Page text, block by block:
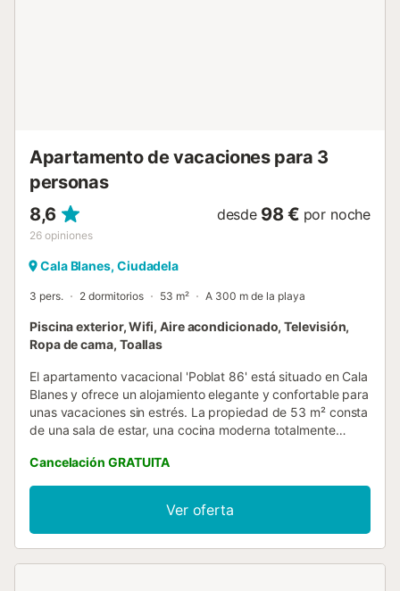
Apartamento de vacaciones para 3
personas
8,6
26 opiniones
desde 98 € por noche
Cala Blanes, Ciudadela
3 pers. 2 dormitorios 53 m² A 300 m de la playa
Piscina exterior, Wifi, Aire acondicionado, Televisión,
Ropa de cama, Toallas
El apartamento vacacional 'Poblat 86' está situado en Cala
Blanes y ofrece un alojamiento elegante y confortable para
unas vacaciones sin estrés. La propiedad de 53 m² consta
de una sala de estar, una cocina moderna totalmente
hasta 3 personas. Entre los servicios y comodidades
adicionales se incluyen aire acondicionado (la unidad se
encuentra en el pasillo), lavadora, lavavajillas, cafetera y
televisión. Cunas y tronas están disponibles para alquilar
por un extra. Los huéspedes tienen acceso a una piscina
Cancelación GRATUITA
Ver oferta